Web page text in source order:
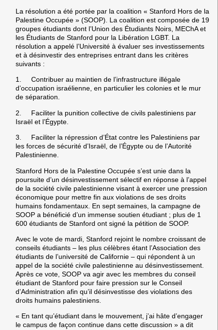
La résolution a été portée par la coalition « Stanford Hors de la
Palestine Occupée » (SOOP). La coalition est composée de 19
groupes étudiants dont l’Union des Étudiants Noirs, MEChA et
les Étudiants de Stanford pour la Libération LGBT. La
résolution a appelé l’Université à évaluer ses investissements
et à désinvestir des entreprises entrant dans les critères
suivants :
1. Contribuer au maintien de l’infrastructure illégale
d’occupation israélienne, en particulier les colonies et le mur
de séparation.
2. Faciliter la punition collective de civils palestiniens par
Israël et l’Égypte.
3. Faciliter la répression d’État contre les Palestiniens par
les forces de sécurité d’Israël, de l’Égypte ou de l’Autorité
Palestinienne.
Stanford Hors de la Palestine Occupée s’est unie dans la
poursuite d’un désinvestissement sélectif en réponse à l’appel
de la société civile palestinienne visant à exercer une pression
économique pour mettre fin aux violations de ses droits
humains fondamentaux. En sept semaines, la campagne de
SOOP a bénéficié d’un immense soutien étudiant ; plus de 1
600 étudiants de Stanford ont signé la pétition de SOOP.
Avec le vote de mardi, Stanford rejoint le nombre croissant de
conseils étudiants – les plus célèbres étant l’Association des
étudiants de l’université de Californie – qui répondent à un
appel de la société civile palestinienne au désinvestissement.
Après ce vote, SOOP va agir avec les membres du conseil
étudiant de Stanford pour faire pression sur le Conseil
d’Administration afin qu’il désinvestisse des violations des
droits humains palestiniens.
« En tant qu’étudiant dans le mouvement, j’ai hâte d’engager
le campus de façon continue dans cette discussion » a dit